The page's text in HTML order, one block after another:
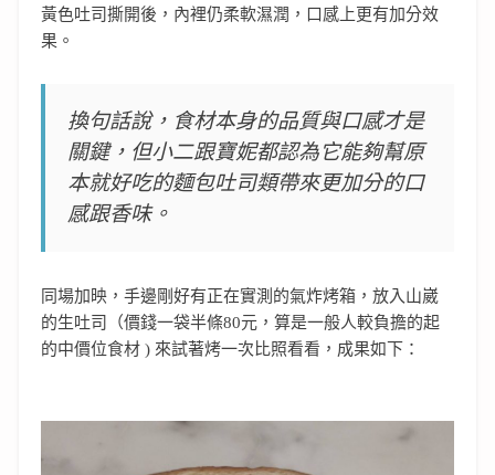
黃色吐司撕開後，內裡仍柔軟濕潤，口感上更有加分效
果。
換句話說，食材本身的品質與口感才是
關鍵，但小二跟寶妮都認為它能夠幫原
本就好吃的麵包吐司類帶來更加分的口
感跟香味。
同場加映，手邊剛好有正在實測的氣炸烤箱，放入山崴
的生吐司（價錢一袋半條80元，算是一般人較負擔的起
的中價位食材 ) 來試著烤一次比照看看，成果如下：